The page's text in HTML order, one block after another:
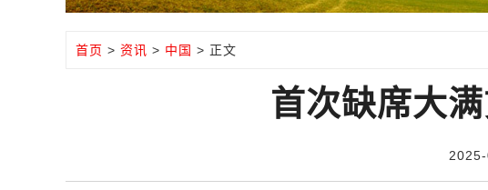
首页 > 资讯 > 中国 > 正文
首次缺席大